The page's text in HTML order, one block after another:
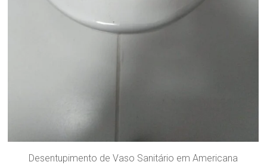
Desentupimento de Vaso Sanitário em Americana